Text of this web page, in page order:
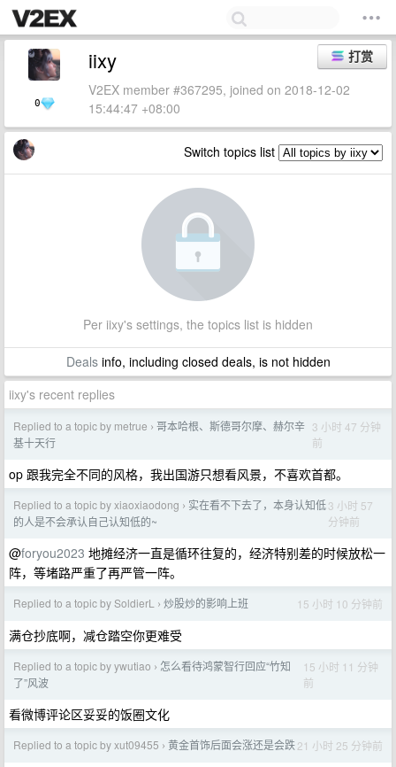
0
打赏
iixy
V2EX member #367295, joined on 2018-12-02
15:44:47 +08:00
Switch topics list
Per iixy's settings, the topics list is hidden
Dealsinfo, including closed deals, is not hidden
iixy's recent replies
Replied to a topic by metrue › 哥本哈根、斯德哥尔摩、赫尔辛
基十天行
3 小时 47 分钟
前
op 跟我完全不同的风格，我出国游只想看风景，不喜欢首都。
Replied to a topic by xiaoxiaodong › 实在看不下去了，本身认知低
的人是不会承认自己认知低的~
3 小时 57
分钟前
@foryou2023 地摊经济一直是循环往复的，经济特别差的时候放松一
阵，等堵路严重了再严管一阵。
Replied to a topic by SoldierL › 炒股炒的影响上班 15 小时 10 分钟前
满仓抄底啊，减仓踏空你更难受
Replied to a topic by ywutiao › 怎么看待鸿蒙智行回应“竹知
了”风波
15 小时 11 分钟
前
看微博评论区妥妥的饭圈文化
Replied to a topic by xut09455 › 黄金首饰后面会涨还是会跌21 小时 25 分钟前